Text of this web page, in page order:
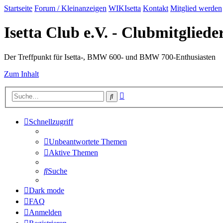
Startseite Forum / Kleinanzeigen WIKIsetta Kontakt Mitglied werden
Isetta Club e.V. -
Der Treffpunkt für Isetta-, BMW 600- und BMW 700-Enthusiasten
Zum Inhalt
Suche
Schnellzugriff
Unbeantwortete Themen
Aktive Themen
Suche
Dark mode
FAQ
Anmelden